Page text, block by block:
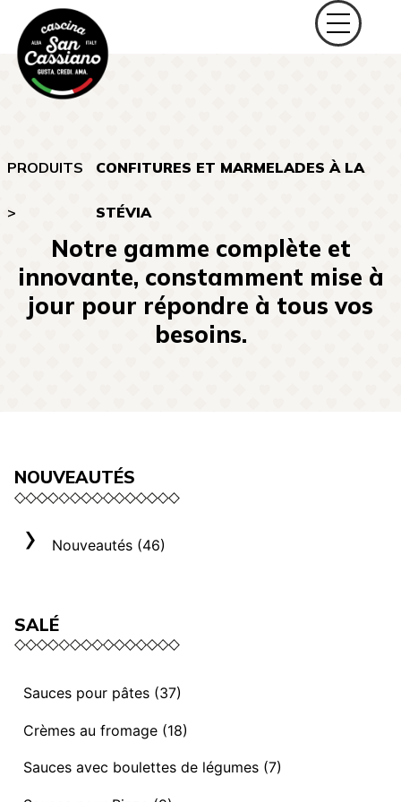
PRODUITS
>
CONFITURES ET MARMELADES À LA
STÉVIA
Notre gamme complète et
innovante, constamment mise à
jour pour répondre à tous vos
besoins.
NOUVEAUTÉS
Nouveautés (46)
SALÉ
Sauces pour pâtes (37)
Sauces et ragoûts végétaliens (13)
Sauces “ I mediterranei” (3)
Sauces et ragoûts (14)
Crèmes au fromage (18)
Sélection Rome (3)
Sauces avec boulettes de légumes (7)